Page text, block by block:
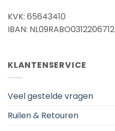
KVK: 65643410
IBAN: NL09RABO0312206712
KLANTENSERVICE
Veel gestelde vragen
Ruilen & Retouren